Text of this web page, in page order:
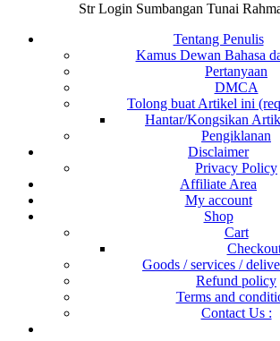
Str Login Sumbangan Tunai
Tentang Penulis
Kamus Dewan Bahasa
Pertanyaan
DMCA
Tolong buat Artikel ini
Hantar/Kongsikan
Pengiklanan
Disclaimer
Privacy Policy
Affiliate Area
My account
Shop
Cart
Goods / services /
Refund policy
Terms and
Contact Us :